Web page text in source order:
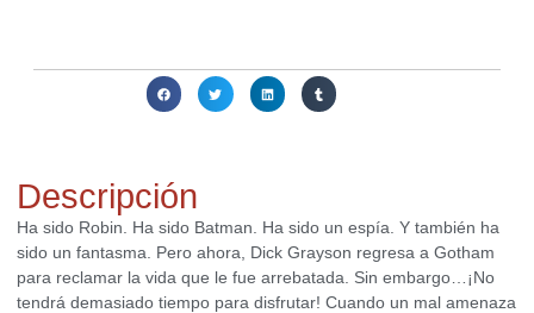
Descripción
Ha sido Robin. Ha sido Batman. Ha sido un espía. Y también ha
sido un fantasma. Pero ahora, Dick Grayson regresa a Gotham
para reclamar la vida que le fue arrebatada. Sin embargo…¡No
tendrá demasiado tiempo para disfrutar! Cuando un mal amenaza